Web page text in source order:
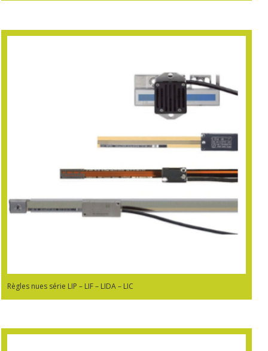
Règles nues série LIP – LIF – LIDA – LIC